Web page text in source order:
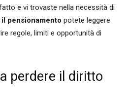
e vi trovaste nella necessità di
pensionamento potete leggere
regole, limiti e opportunità di
perdere il diritto